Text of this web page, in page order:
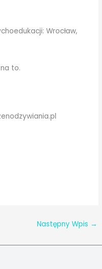
Wrocław,
to.
Następny Wpis →